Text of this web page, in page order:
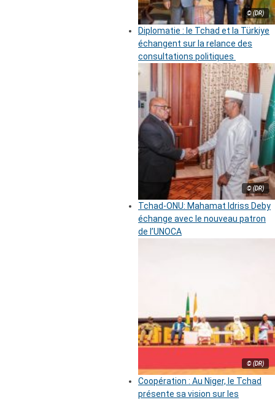
© (DR)
Diplomatie : le Tchad et la Türkiye
échangent sur la relance des
consultations politiques
© (DR)
Tchad-ONU: Mahamat Idriss Deby
échange avec le nouveau patron
de l’UNOCA
© (DR)
Coopération : Au Niger, le Tchad
présente sa vision sur les